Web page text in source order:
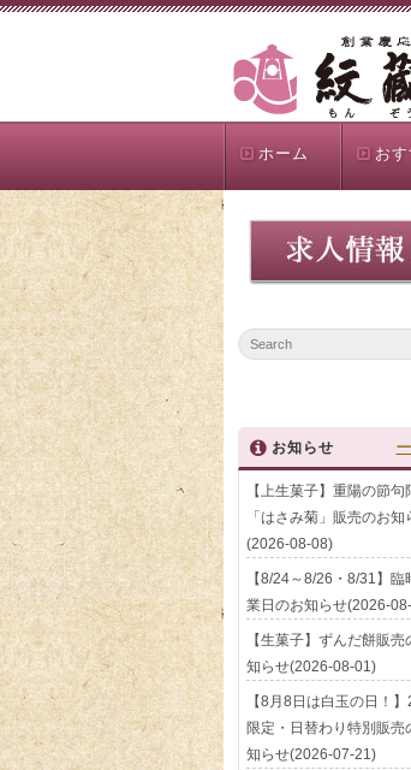
ホーム お
お知らせ
【上生菓子】重陽の節句
「はさみ菊」販売のお知
(2026-08-08)
【8/24～8/26・8/31】臨
業日のお知らせ(2026-
【生菓子】ずんだ餅販売
知らせ(2026-08-01)
【8月8日は白玉の日！】
限定・日替わり特別販売
知らせ(2026-07-21)